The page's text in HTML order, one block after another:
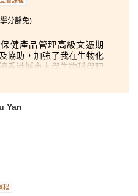
亦使我的學習旅途不再孤
不是玻璃窗外的高樓，而
的福份。
吾以往之不諫，知來者之
一切都趕得上。
分豁免)
健產品管理高級文憑期
協助，加強了我在生物化
香港城市大學生物科學理
及導師在過去兩
使考試成績未如理想亦不
個新機會，助你邁向理
Yan
程